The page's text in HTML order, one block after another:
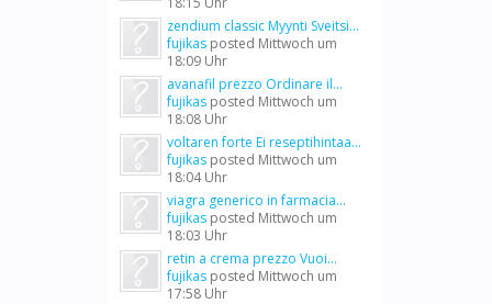
zendium classic Myynti Sveitsi...
fujikas posted Mittwoch um
18:09 Uhr
avanafil prezzo Ordinare il...
fujikas posted Mittwoch um
18:08 Uhr
voltaren forte Ei reseptihintaa...
fujikas posted Mittwoch um
18:04 Uhr
viagra generico in farmacia...
fujikas posted Mittwoch um
18:03 Uhr
retin a crema prezzo Vuoi...
fujikas posted Mittwoch um
17:58 Uhr